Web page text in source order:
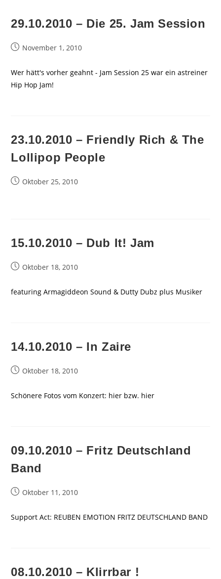
29.10.2010 – Die 25. Jam Session
BeitragNovember 1, 2010
Wer hätt's vorher geahnt - Jam Session 25 war ein astreiner
Hip Hop Jam!
23.10.2010 – Friendly Rich & The
Lollipop People
BeitragOktober 25, 2010
15.10.2010 – Dub It! Jam
BeitragOktober 18, 2010
featuring Armagiddeon Sound & Dutty Dubz plus Musiker
14.10.2010 – In Zaire
BeitragOktober 18, 2010
Schönere Fotos vom Konzert: hier bzw. hier
09.10.2010 – Fritz Deutschland
Band
BeitragOktober 11, 2010
Support Act: REUBEN EMOTION FRITZ DEUTSCHLAND BAND
08.10.2010 – Klirrbar !